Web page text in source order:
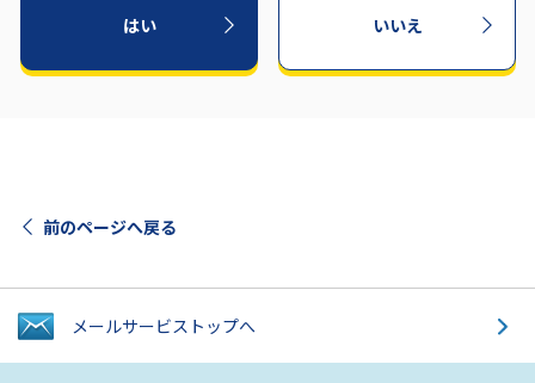
はい いいえ
前のページへ戻る
メールサービス トップへ